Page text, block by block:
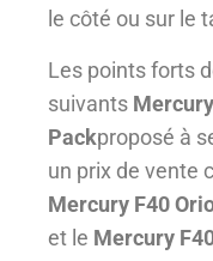
le côté ou sur le
Les points forts
suivants
Packproposé à
un prix de vente
Mercury F40
et le Mercury